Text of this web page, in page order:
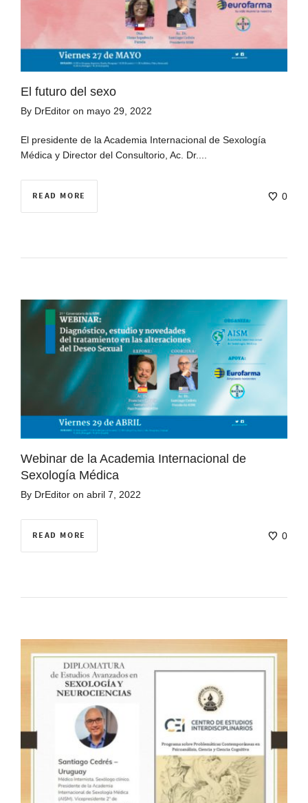
El futuro del sexo
By DrEditor on mayo 29, 2022
El presidente de la Academia Internacional de Sexología
Médica y Director del Consultorio, Ac. Dr....
READ MORE 0
Webinar de la Academia Internacional de
Sexología Médica
By DrEditor on abril 7, 2022
READ MORE 0